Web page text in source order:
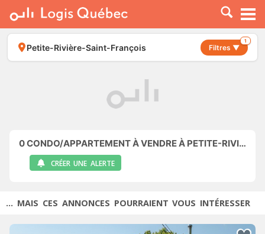
À LOUER
À VENDRE
PLACER UNE ANNONCE
Petite-Rivière-Saint-François Filtres ▼
1
0CONDO/APPARTEMENT À VENDRE À PETITE-RIVIÈRE-SAINT-FRANÇOIS
CRÉER UNE ALERTE
... MAIS CES ANNONCES POURRAIENT VOUS INTÉRESSER